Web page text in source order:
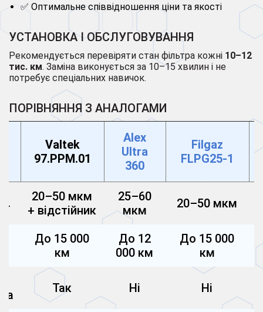
✅ Оптимальне співвідношення ціни та якості
УСТАНОВКА І ОБСЛУГОВУВАННЯ
Рекомендується перевіряти стан фільтра кожні 10–12
тис. км. Заміна виконується за 10–15 хвилин і не
потребує спеціальних навичок.
ПОРІВНЯННЯ З АНАЛОГАМИ
Valtek
97.PPM.01
Alex
Ultra
360
Filgaz
FLPG25-1
20–50 мкм
+ відстійник
25–60
мкм
20–50 мкм
До 15 000
км
До 12
000 км
До 15 000
км
Так Ні Ні